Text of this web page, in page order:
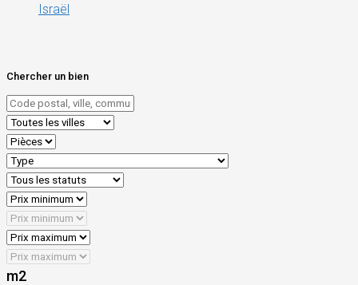
Israël
Chercher un bien
m2